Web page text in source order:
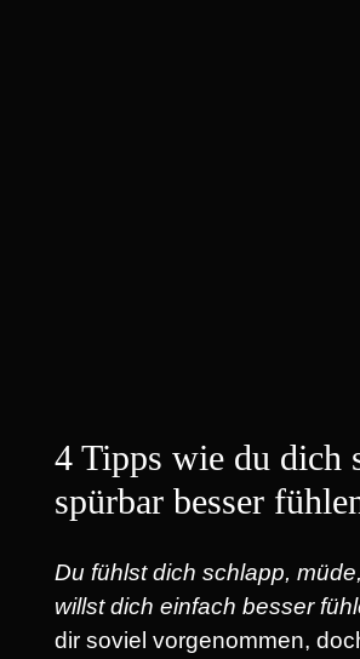
4 Tipps wie du dich
spürbar besser
Du fühlst dich schlapp,
willst dich einfach besser
dir soviel vorgenommen,